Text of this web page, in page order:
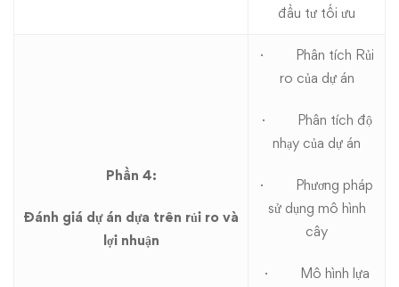
đầu tư tối ưu
Phần 4:
Đánh giá dự án dựa trên rủi ro và
lợi nhuận
· Phân tích Rủi
ro của dự án
· Phân tích độ
nhạy của dự án
· Phương pháp
sử dụng mô hình
cây
· Mô hình lựa